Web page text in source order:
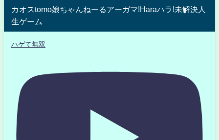
カオスtomo娘ちゃんねーるアーガマ!Haraハラ!未解決人
生ゲーム
ハゲて無双